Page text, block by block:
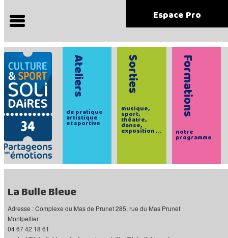
Espace Pro
Ateliers
de pratique
artistique
et sportive
Sorties
musique,
sport,
théatre,
danse,
exposition ...
Formations
notre
programme
La Bulle Bleue
Adresse : Complexe du Mas de Prunet 285, rue du Mas Prunet
Montpellier
04 67 42 18 61